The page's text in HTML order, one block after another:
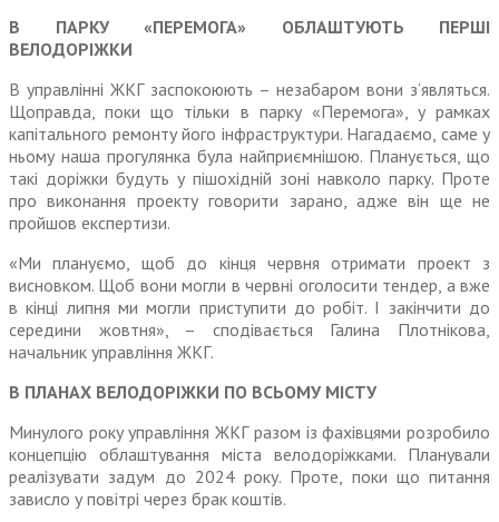
В ПАРКУ «ПЕРЕМОГА» ОБЛАШТУЮТЬ ПЕРШІ
ВЕЛОДОРІЖКИ
В управлінні ЖКГ заспокою­ють – незабаром вони з’являться.
Щоправда, поки що тільки в парку «Перемога», у рамках
капітального ремонту його інфраструктури. Нагадаємо, саме у
ньому наша прогулянка була найприємнішою. Планується, що
такі доріжки будуть у пішохідній зоні навколо парку. Проте
про виконання проекту говорити зарано, адже він ще не
пройшов експертизи.
«Ми плануємо, щоб до кінця червня отримати проект з
висновком. Щоб вони могли в червні оголосити тендер, а вже
в кінці липня ми могли при­ступити до робіт. І закінчити до
середини жовтня», – спо­дівається Галина Плотнікова,
начальник управління ЖКГ.
В ПЛАНАХ ВЕЛОДОРІЖКИ ПО ВСЬОМУ МІСТУ
Минулого року управління ЖКГ разом із фахівцями розробило
концепцію облаштування міста велодоріжками. Планували
реалізувати задум до 2024 року. Проте, поки що питання
зависло у повітрі через брак коштів.